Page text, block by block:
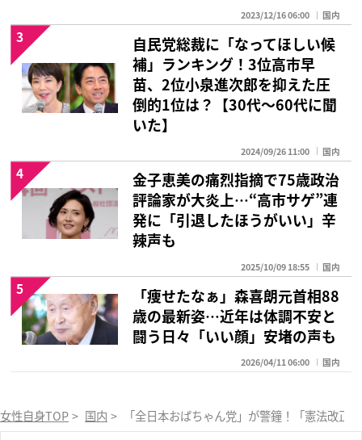
2023/12/16 06:00 国内
自民党総裁に「なってほしい候
補」ランキング！3位高市早
苗、2位小泉進次郎を抑えた圧
倒的1位は？【30代〜60代に聞
いた】
2024/09/26 11:00 国内
3
金子恵美の痛烈指摘で75歳政治
評論家が大炎上…“高市サゲ”連
発に「引退したほうがいい」辛
辣声も
2025/10/09 18:55 国内
4
「痩せたなぁ」森喜朗元首相88
歳の最新姿…近年は体調不安と
闘う日々「いい顔」安堵の声も
2026/04/11 06:00 国内
5
女性自身TOP > 国内 > 「全日本おばちゃん党」が警鐘！「憲法改正